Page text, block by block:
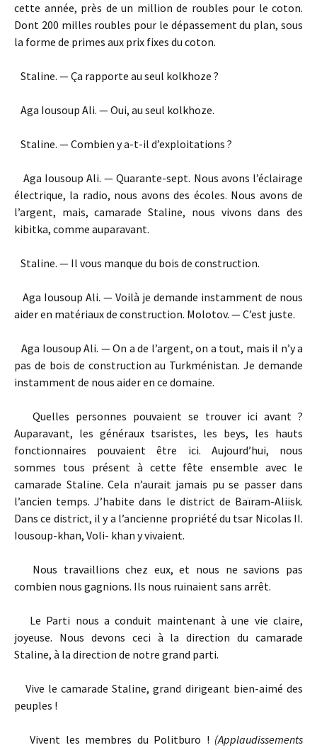
cette année, près de un million de roubles pour le coton.
Dont 200 milles roubles pour le dépassement du plan, sous
la forme de primes aux prix fixes du coton.
Staline. — Ça rapporte au seul kolkhoze ?
Aga Iousoup Ali. — Oui, au seul kolkhoze.
Staline. — Combien y a-t-il d’exploitations ?
Aga Iousoup Ali. — Quarante-sept. Nous avons l’éclairage
électrique, la radio, nous avons des écoles. Nous avons de
l’argent, mais, camarade Staline, nous vivons dans des
kibitka, comme auparavant.
Staline. — Il vous manque du bois de construction.
Aga Iousoup Ali. — Voilà je demande instamment de nous
aider en matériaux de construction. Molotov. — C’est juste.
Aga Iousoup Ali. — On a de l’argent, on a tout, mais il n’y a
pas de bois de construction au Turkménistan. Je demande
instamment de nous aider en ce domaine.
Quelles personnes pouvaient se trouver ici avant ?
Auparavant, les généraux tsaristes, les beys, les hauts
fonctionnaires pouvaient être ici. Aujourd’hui, nous
sommes tous présent à cette fête ensemble avec le
camarade Staline. Cela n’aurait jamais pu se passer dans
l’ancien temps. J’habite dans le district de Baïram-Aliisk.
Dans ce district, il y a l’ancienne propriété du tsar Nicolas II.
Iousoup-khan, Voli- khan y vivaient.
Nous travaillions chez eux, et nous ne savions pas
combien nous gagnions. Ils nous ruinaient sans arrêt.
Le Parti nous a conduit maintenant à une vie claire,
joyeuse. Nous devons ceci à la direction du camarade
Staline, à la direction de notre grand parti.
Vive le camarade Staline, grand dirigeant bien-aimé des
peuples !
Vivent les membres du Politburo ! (Applaudissements